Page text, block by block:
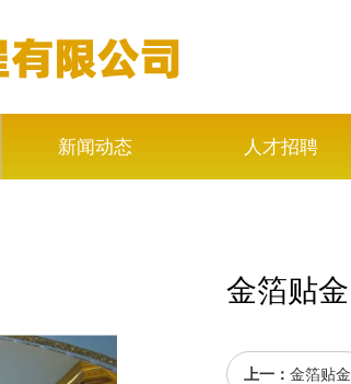
新闻动态 人才招聘
金箔贴金
上一： 金箔贴金